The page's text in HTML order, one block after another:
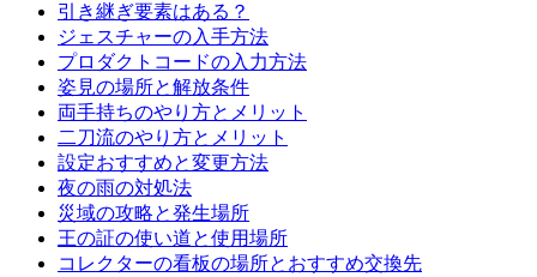
引き継ぎ要素はある？
ジェスチャーの入手方法
プロダクトコードの入力方法
姿見の場所と解放条件
両手持ちのやり方とメリット
二刀流のやり方とメリット
設定おすすめと変更方法
夜の雨の対処法
災域の攻略と発生場所
王の証の使い道と使用場所
コレクターの看板の場所とおすすめ交換先